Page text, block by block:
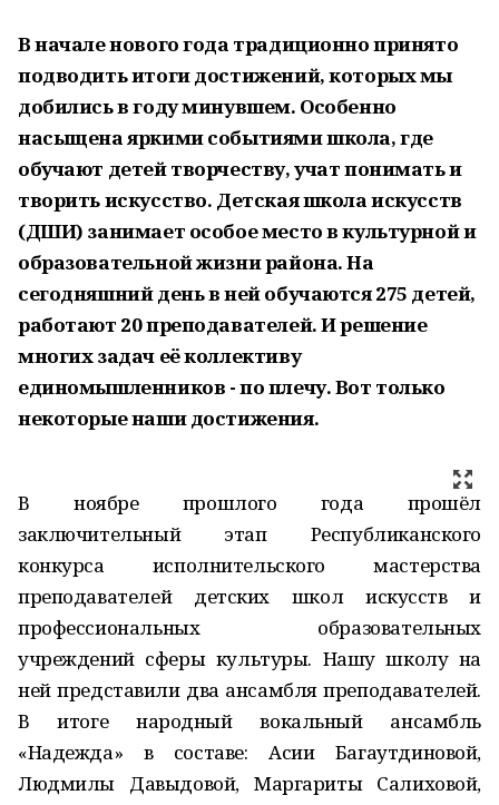
В начале нового года традиционно принято
подводить итоги достижений, которых мы
добились в году минувшем. Особенно
насыщена яркими событиями школа, где
обучают детей творчеству, учат понимать и
творить искусство. Детская школа искусств
(ДШИ) занимает особое место в культурной и
образовательной жизни района. На
сегодняшний день в ней обучаются 275 детей,
работают 20 преподавателей. И решение
многих задач её коллективу
единомышленников - по плечу. Вот только
некоторые наши достижения.
В ноябре прошлого года прошёл
заключительный этап Республиканского
конкурса исполнительского мастерства
преподавателей детских школ искусств и
профессиональных образовательных
учреждений сферы культуры. Нашу школу на
ней представили два ансамбля преподавателей.
В итоге народный вокальный ансамбль
«Надежда» в составе: Асии Багаутдиновой,
Людмилы Давыдовой, Маргариты Салиховой,